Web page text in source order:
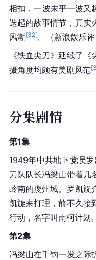
相扣，一波未平一波又
迭起的故事情节，真实
风潮[32] 。（新浪娱乐
《铁血尖刀》延续了《
摄角度均颇有美剧风范[
分集剧情
第1集
1949年中共地下党员
刀队队长冯梁山带着几
岭南的虔州城。罗凯旋
凯旋来打理，前不久接
行动，名字叫南柯计划
第2集
冯梁山在千钧一发之际